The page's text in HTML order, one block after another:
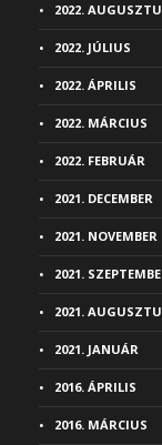
2022.
2022. JÚLIUS
2022. ÁPRILIS
2022. MÁRCIUS
2022. FEBRUÁR
2021. DECEMBER
2021. NOVEMBER
2021.
2021.
2021. JANUÁR
2016. ÁPRILIS
2016. MÁRCIUS